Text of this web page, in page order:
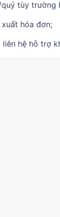
tùy trường
hóa đơn;
hệ hỗ trợ